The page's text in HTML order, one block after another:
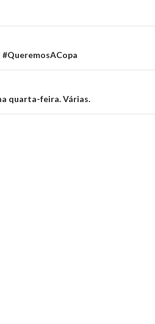
#QueremosACopa
quarta-feira. Várias.